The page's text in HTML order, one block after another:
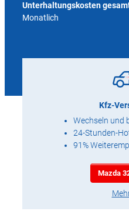
Unterhaltungskosten
Monatlich
Kfz-
Wechseln und
24-Stunden-
91%
Mazda